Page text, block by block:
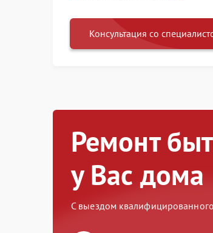
Консультация со
Ремонт
у Вас дома
С выездом